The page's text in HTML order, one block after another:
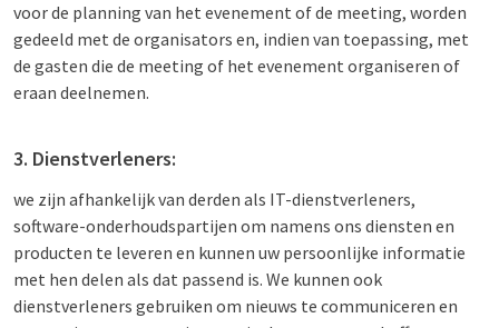
voor de planning van het evenement of de meeting, worden
gedeeld met de organisators en, indien van toepassing, met
de gasten die de meeting of het evenement organiseren of
eraan deelnemen.
3. Dienstverleners:
we zijn afhankelijk van derden als IT-dienstverleners,
software-onderhoudspartijen om namens ons diensten en
producten te leveren en kunnen uw persoonlijke informatie
met hen delen als dat passend is. We kunnen ook
dienstverleners gebruiken om nieuws te communiceren en